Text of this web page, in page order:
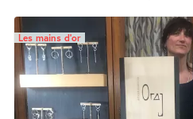
Les mains d’or